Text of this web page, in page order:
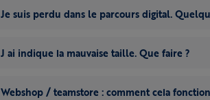
Je suis perdu dans le parcours digital.
J ai indique la mauvaise taille. Que faire ?
Webshop / teamstore : comment cela